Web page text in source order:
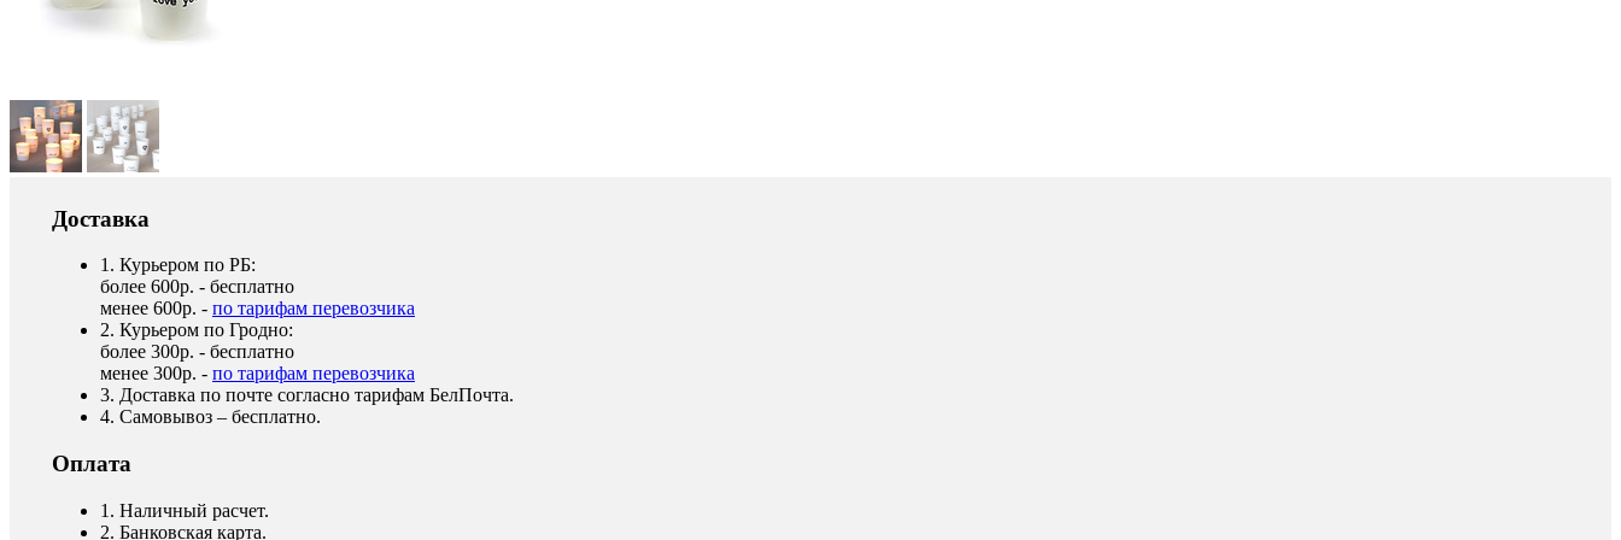
Доставка
1. Курьером по РБ:
более 600р. - бесплатно
менее 600р. - по тарифам перевозчика
2. Курьером по Гродно:
более 300р. - бесплатно
менее 300р. - по тарифам перевозчика
3. Доставка по почте согласно тарифам БелПочта.
4. Самовывоз – бесплатно.
Оплата
1. Наличный расчет.
2. Банковская карта.